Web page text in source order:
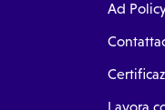
Ad
Lavora